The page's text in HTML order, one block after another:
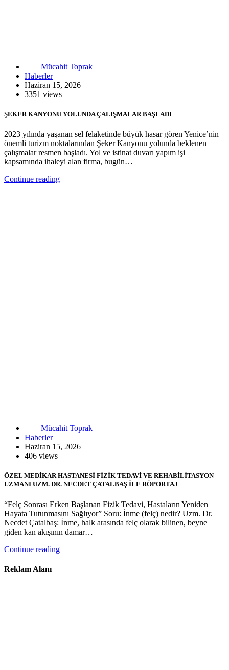
Mücahit Toprak
Haberler
Haziran 15, 2026
3351 views
ŞEKER KANYONU YOLUNDA ÇALIŞMALAR BAŞLADI
2023 yılında yaşanan sel felaketinde büyük hasar gören Yenice’nin
önemli turizm noktalarından Şeker Kanyonu yolunda beklenen
çalışmalar resmen başladı. Yol ve istinat duvarı yapım işi
kapsamında ihaleyi alan firma, bugün…
Continue reading
Mücahit Toprak
Haberler
Haziran 15, 2026
406 views
ÖZEL MEDİKAR HASTANESİ FİZİK TEDAVİ VE REHABİLİTASYON
UZMANI UZM. DR. NECDET ÇATALBAŞ İLE RÖPORTAJ
“Felç Sonrası Erken Başlanan Fizik Tedavi, Hastaların Yeniden
Hayata Tutunmasını Sağlıyor” Soru: İnme (felç) nedir? Uzm. Dr.
Necdet Çatalbaş: İnme, halk arasında felç olarak bilinen, beyne
giden kan akışının damar…
Continue reading
Reklam Alanı